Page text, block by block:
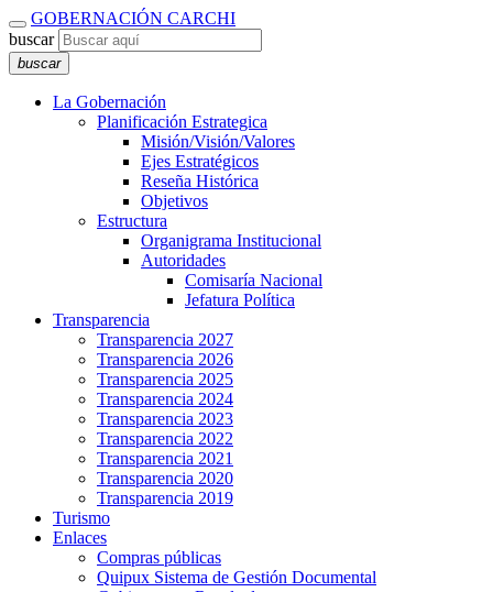
GOBERNACIÓN CARCHI
buscar
buscar
La Gobernación
Planificación Estrategica
Misión/Visión/Valores
Ejes Estratégicos
Reseña Histórica
Objetivos
Estructura
Organigrama Institucional
Autoridades
Comisaría Nacional
Jefatura Política
Transparencia
Transparencia 2027
Transparencia 2026
Transparencia 2025
Transparencia 2024
Transparencia 2023
Transparencia 2022
Transparencia 2021
Transparencia 2020
Transparencia 2019
Turismo
Enlaces
Compras públicas
Quipux Sistema de Gestión Documental